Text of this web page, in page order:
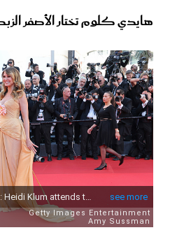
هايدي كلوم تختار الأصفر